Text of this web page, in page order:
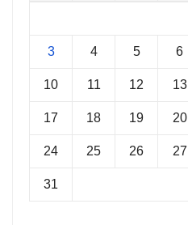
3 4 5 6
10 11 12 13
17 18 19 20
24 25 26 27
31